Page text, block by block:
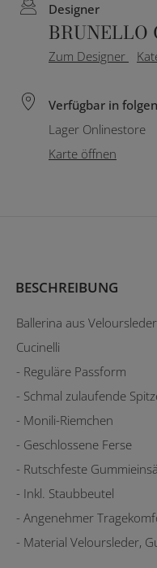
Designer
Zum Designer
Verfügbar in
Lager Onlinestore
Karte öffnen
BESCHREIBUNG
Ballerina aus
Cucinelli
- Reguläre Passform
- Schmal zulaufende
- Monili-Riemchen
- Geschlossene Ferse
- Rutschfeste
- Inkl. Staubbeutel
- Angenehmer
- Material Veloursleder,